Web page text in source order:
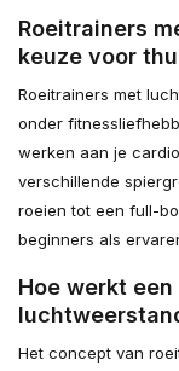
Roeitrainers
keuze voor
Roeitrainers met
onder
werken aan je
verschillende
roeien tot een full-
beginners als
Hoe werkt
Het concept van